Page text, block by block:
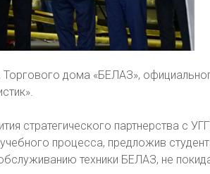
дома «БЕЛАЗ»,
стратегического партнерства с
процесса, предложив
техники БЕЛАЗ, не